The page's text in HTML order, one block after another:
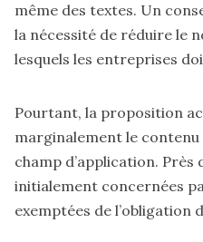
même des textes. Un
la nécessité de réduire le
lesquels les entreprises
Pourtant, la proposition
marginalement le
champ d’application. Près
initialement concernées
exemptées de l’obligation